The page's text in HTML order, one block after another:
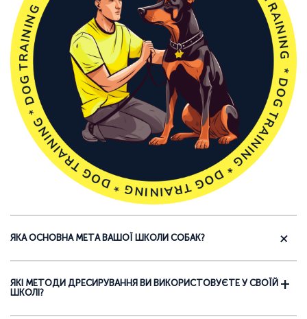
ЯКА ОСНОВНА МЕТА ВАШОЇ ШКОЛИ СОБАК?
ЯКІ МЕТОДИ ДРЕСИРУВАННЯ ВИ ВИКОРИСТОВУЄТЕ У СВОЇЙ
ШКОЛІ?